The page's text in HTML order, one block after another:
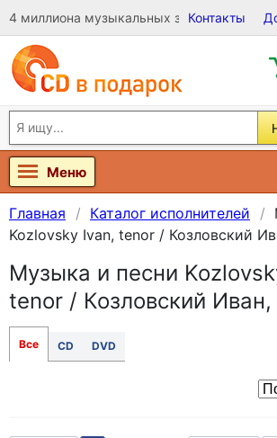
4 миллиона музыкальных записей на
Контакты
Меню
Главная Каталог исполнителей
Kozlovsky Ivan, tenor / Козловский
Музыка и песни
tenor / Козловский Иван,
Все CD DVD